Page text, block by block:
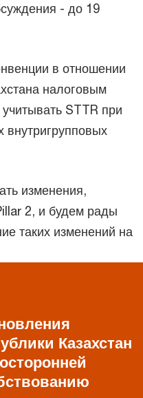
- до 19
в отношении
налоговым
STTR при
изменения,
2, и будем рады
таких изменений на
Казахстан